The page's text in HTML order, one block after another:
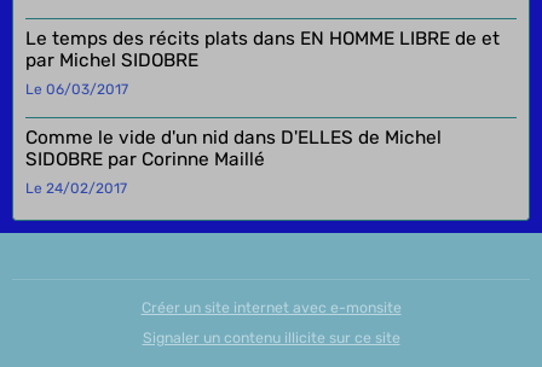
Le temps des récits plats dans EN HOMME LIBRE de et
par Michel SIDOBRE
Le 06/03/2017
Comme le vide d'un nid dans D'ELLES de Michel
SIDOBRE par Corinne Maillé
Le 24/02/2017
Créer un site internet avec e-monsite
Signaler un contenu illicite sur ce site